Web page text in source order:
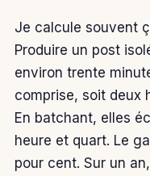
Je calcule souvent
Produire un post
environ trente
comprise, soit deux
En batchant, elles
heure et quart. Le
pour cent. Sur un